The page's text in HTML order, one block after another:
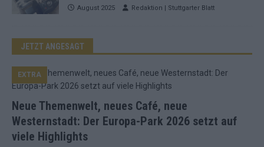
August 2025 Redaktion | Stuttgarter Blatt
JETZT ANGESAGT
Neue Themenwelt, neues Café, neue
Westernstadt: Der Europa-Park 2026 setzt auf
viele Highlights
EXTRA